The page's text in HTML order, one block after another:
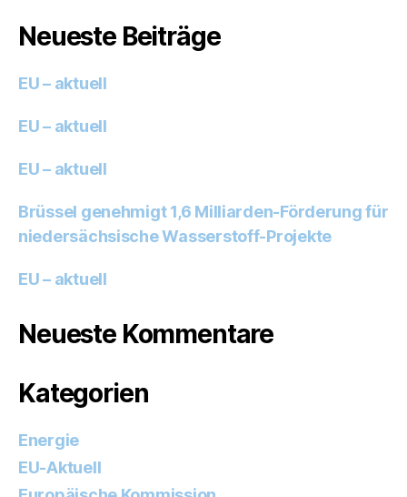
Neueste Beiträge
EU – aktuell
EU – aktuell
EU – aktuell
Brüssel genehmigt 1,6 Milliarden-Förderung für
niedersächsische Wasserstoff-Projekte
EU – aktuell
Neueste Kommentare
Kategorien
Energie
EU-Aktuell